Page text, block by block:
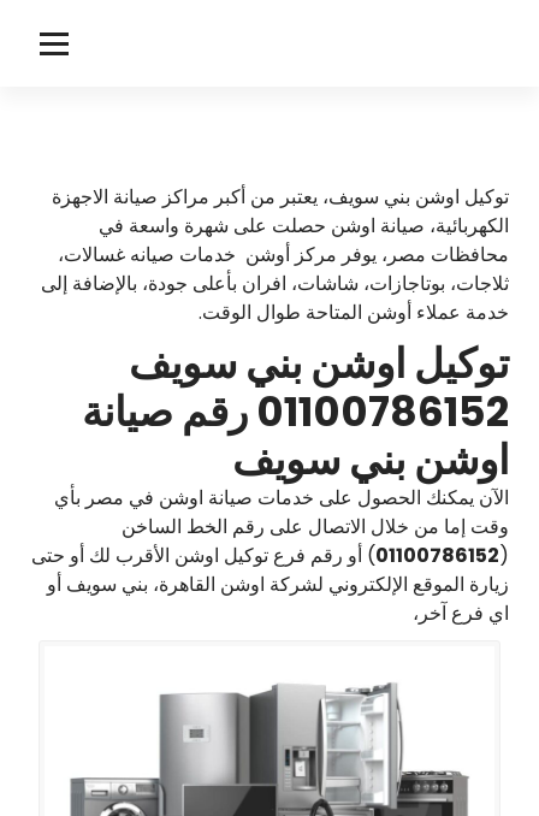
ن
توكيل اوشن
توكيل اوشن بني سويف، يعتبر من أكبر مراكز صيانة الاجهزة
الكهربائية، صيانة اوشن حصلت على شهرة واسعة في
محافظات مصر، يوفر مركز أوشن خدمات صيانه غسالات،
ثلاجات، بوتاجازات، شاشات، افران بأعلى جودة، بالإضافة إلى
خدمة عملاء أوشن المتاحة طوال الوقت.
توكيل اوشن بني سويف
01100786152 رقم صيانة
اوشن بني سويف
الآن يمكنك الحصول على خدمات صيانة اوشن في مصر بأي
وقت إما من خلال الاتصال على رقم الخط الساخن
(
01100786152) أو رقم فرع توكيل اوشن الأقرب لك أو حتى
زيارة الموقع الإلكتروني لشركة اوشن القاهرة، بني سويف أو
اي فرع آخر،